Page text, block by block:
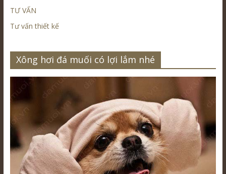
TƯ VẤN
Tư vấn thiết kế
Xông hơi đá muối có lợi lắm nhé